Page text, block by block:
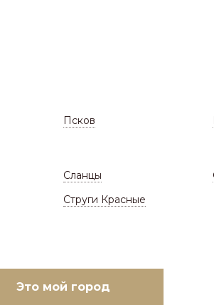
Крепеж кровли, заборы
Псков
Сланцы
Струги Красные
Это мой город